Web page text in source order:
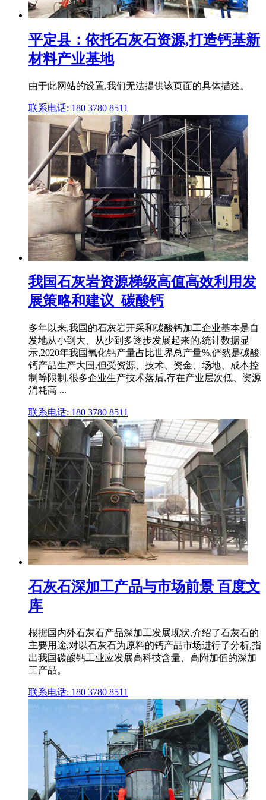
平定县：依托石灰石资源,打造钙基新
材料产业基地
由于此网站的设置,我们无法提供该页面的具体描述。
联系电话: 180 3780 8511
我国石灰岩资源梯级高值高效利用发
展策略和建议_碳酸钙
多年以来,我国的石灰岩开采和碳酸钙加工企业基本是自
发地从小到大、从少到多逐步发展起来的,统计数据显
示,2020年我国氧化钙产量占比世界总产量%,俨然是碳酸
钙产品生产大国,但受资源、技术、资金、场地、成本控
制等限制,很多企业生产技术落后,存在产业层次低、资源
消耗高 ...
联系电话: 180 3780 8511
石灰石深加工产品与市场前景 百度文
库
根据国内外石灰石产品深加工发展现状,介绍了石灰石的
主要用途,对以石灰石为原料的钙产品市场进行了分析,指
出我国碳酸钙工业应发展高科技含量、高附加值的深加
工产品。
联系电话: 180 3780 8511